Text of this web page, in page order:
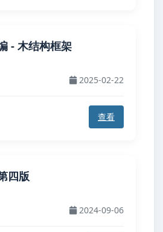
- 木结构框架
2025-02-22
查看
四版
2024-09-06